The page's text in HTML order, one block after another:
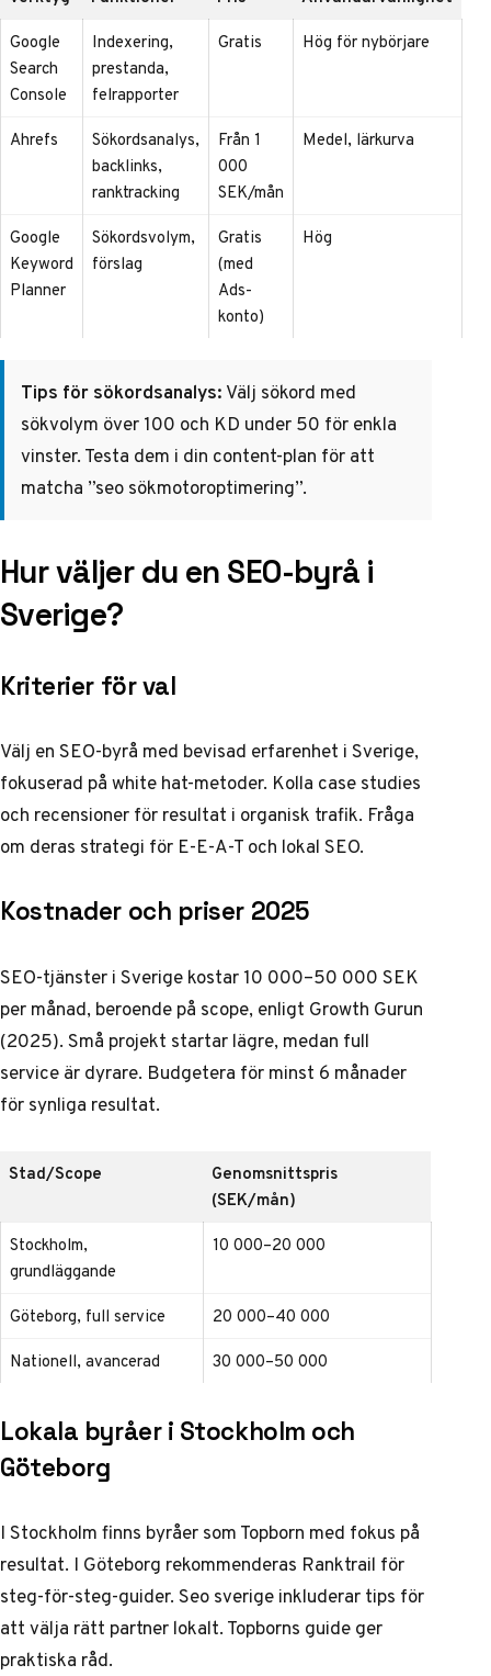
Google
Search
Console
Indexering,
prestanda,
felrapporter
Gratis Hög för nybörjare
Ahrefs
Sökordsanalys,
backlinks,
ranktracking
Från 1
000
SEK/mån
Medel, lärkurva
Google
Keyword
Planner
Sökordsvolym,
förslag
Gratis
(med
Ads-
konto)
Hög
Tips för sökordsanalys:Välj sökord med
sökvolym över 100 och KD under 50 för enkla
vinster. Testa dem i din content-plan för att
matcha ”seo sökmotoroptimering”.
Hur väljer du en SEO-byrå i
Sverige?
Kriterier för val
Välj en SEO-byrå med bevisad erfarenhet i Sverige,
fokuserad på white hat-metoder. Kolla case studies
och recensioner för resultat i organisk trafik. Fråga
om deras strategi för E-E-A-T och lokal SEO.
Kostnader och priser 2025
SEO-tjänster i Sverige kostar 10 000–50 000 SEK
per månad, beroende på scope, enligt Growth Gurun
(2025). Små projekt startar lägre, medan full
service är dyrare. Budgetera för minst 6 månader
för synliga resultat.
Stad/Scope
Genomsnittspris
(SEK/mån)
Stockholm,
grundläggande
10 000–20 000
Göteborg, full service
20 000–40 000
Nationell, avancerad
30 000–50 000
Lokala byråer i Stockholm och
Göteborg
I Stockholm finns byråer som Topborn med fokus på
resultat. I Göteborg rekommenderas Ranktrail för
steg-för-steg-guider.Seo sverigeinkluderar tips för
att välja rätt partner lokalt.Topborns guideger
praktiska råd.